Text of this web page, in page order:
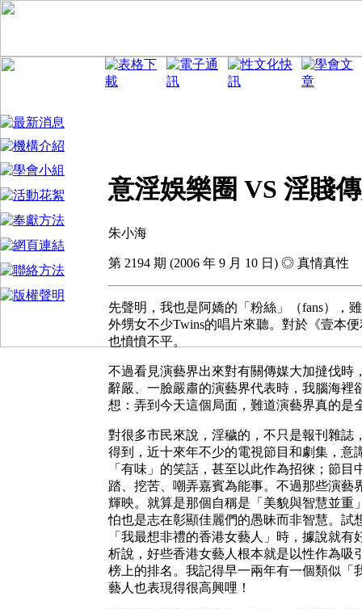
意淫娛樂圈 VS 淫賤
朱小海
第 2194 期 (2006 年 9 月 10 日) ◎ 真情真性
先聲明，我也是阿嬌的「粉絲」（fans），
外甥女不少Twins的唱片來聽。對於《壹本
也憤憤不平。
不過看見演藝界出來對有關傳媒大加撻伐時
辭嚴、一臉嚴肅的演藝界代表時，我腦海裡
想：弄到今天這個局面，難道演藝界真的是
對很多市民來說，淫穢的，不只是報刊雜誌
得到，近十來年不少的電視節目和劇集，意
「有味」的笑話，甚至以此作為招徠；節
踏、挖苦、嘲弄嘉賓為能事。不過那些演
輝映。就算是那個自稱是「美貌與智慧並重
怕也是志在彰顯佳麗們的愚昧而非智慧。試
「我最想非禮的香港女藝人」時，據說就
析說，好些香港女藝人根本就是以性作為吸
榜上的排名。我記得早一兩年有一個類似「
藝人也表現得很高興哩！